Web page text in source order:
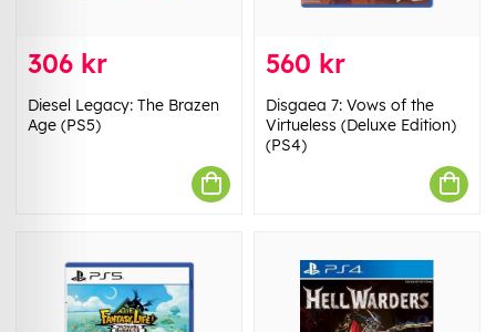
306 kr
Diesel Legacy: The Brazen
Age (PS5)
560 kr
Disgaea 7: Vows of the
Virtueless (Deluxe Edition)
(PS4)